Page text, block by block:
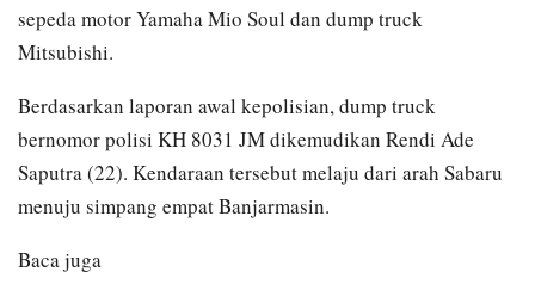
sepeda motor Yamaha Mio Soul dan dump truck
Mitsubishi.
Berdasarkan laporan awal kepolisian, dump truck
bernomor polisi KH 8031 JM dikemudikan Rendi Ade
Saputra (22). Kendaraan tersebut melaju dari arah Sabaru
menuju simpang empat Banjarmasin.
Baca juga